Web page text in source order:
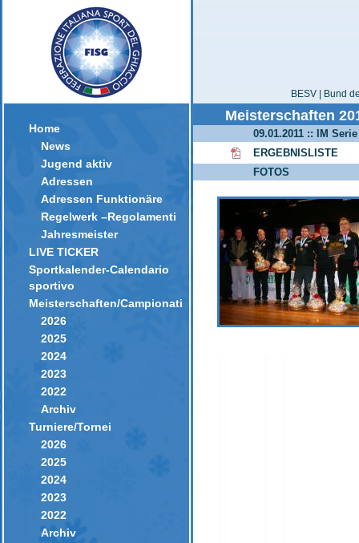
Home
News
Jugend aktiv
Adressen
Adressen Funktionäre
Regelwerk –Regolamenti
Jahresmeister
LIVE TICKER
Sportkalender-Calendario
sportivo
Meisterschaften/Campionati
2026
2025
2024
2023
2022
Archiv
Turniere/Tornei
2026
2025
2024
2023
2022
Archiv
BESV | Bund
Meisterschaften
09.01.2011 :: IM
ERGEBNISLISTE
FOTOS